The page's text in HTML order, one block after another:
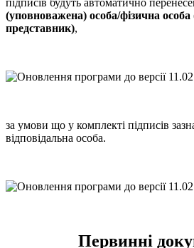
(уповноважена) особа/фізична
представник),
за умови що у комплекті підписів
відповідальна особа.
Первинні